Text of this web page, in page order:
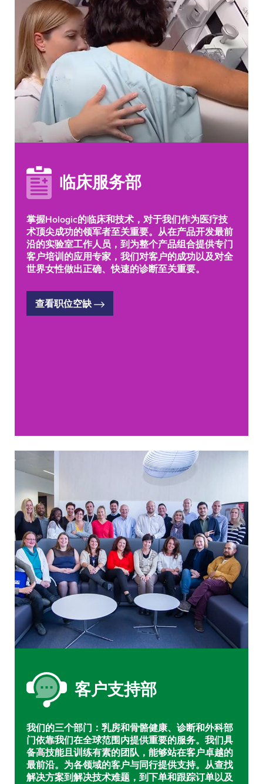
临床服务部
掌握Hologic的临床和技术，对于我们作为医疗技
术顶尖成功的领军者至关重要。从在产品开发最前
沿的实验室工作人员，到为整个产品组合提供专门
客户培训的应用专家，我们对客户的成功以及对全
世界女性做出正确、快速的诊断至关重要。
查看职位空缺
客户支持部
我们的三个部门：乳房和骨骼健康、诊断和外科部
门依靠我们在全球范围内提供重要的服务。我们具
备高技能且训练有素的团队，能够站在客户卓越的
最前沿。为各领域的客户与同行提供支持。从查找
解决方案到解决技术难题，到下单和跟踪订单以及